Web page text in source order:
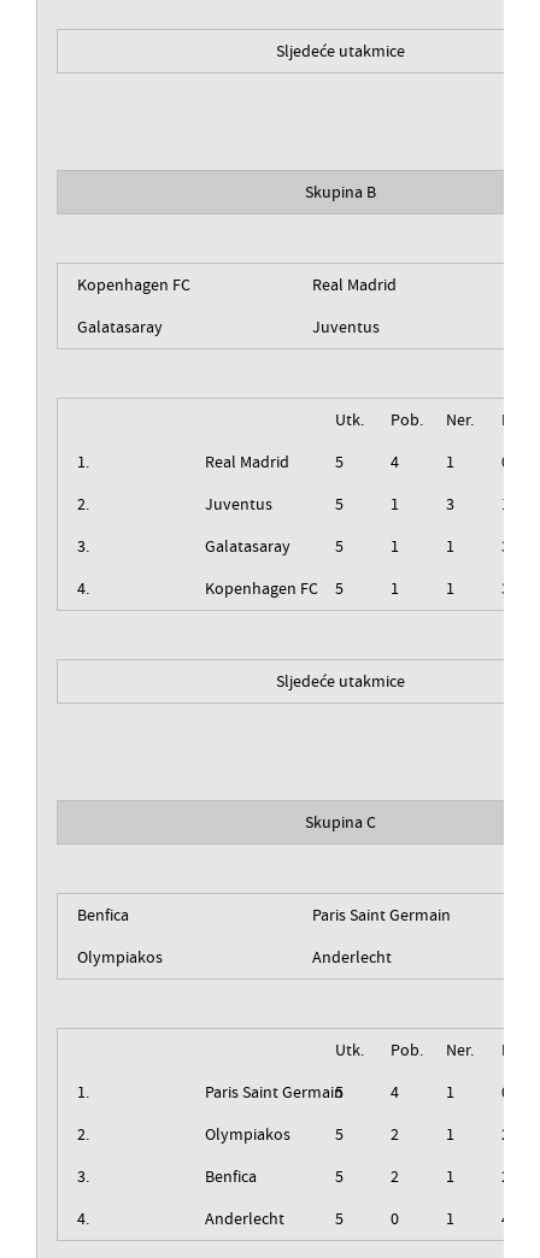
Sljedeće utakmice
Skupina B
Kopenhagen FC
Real Madrid
Galatasaray
Juventus
Utk. Pob. Ner.
Izg.
1.
Real Madrid 5 4 1
0
2.
Juventus 5 1 3
1
3.
Galatasaray 5 1 1
3
4.
Kopenhagen FC 5 1 1 3
Sljedeće utakmice
Skupina C
Benfica
Paris Saint Germain
Olympiakos
Anderlecht
Utk. Pob. Ner.
Izg.
1.
Paris Saint Germain
5 4 1
0
2.
Olympiakos 5 2 1
2
3.
Benfica 5 2 1
2
4.
Anderlecht 5 0 1 4